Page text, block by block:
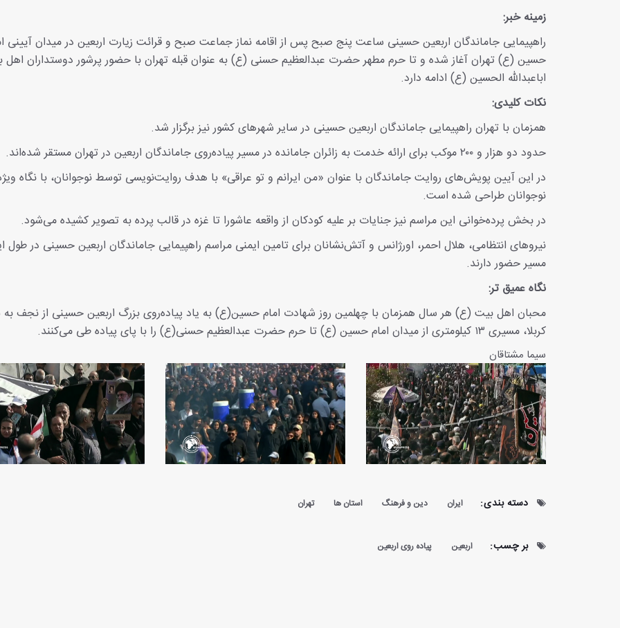
زمینه خبر:
راهپیمایی جاماندگان اربعین حسینی ساعت پنج صبح پس از اقامه نماز جماعت صبح و قرائت زیارت اربعین در میدان آیینی
حسین (ع) تهران آغاز شده و تا حرم مطهر حضرت عبدالعظیم حسنی (ع) به عنوان قبله تهران با حضور پرشور دوستداران
اباعبدالله الحسین (ع) ادامه دارد.
نکات کلیدی:
همزمان با تهران راهپیمایی جاماندگان اربعین حسینی در سایر شهرهای کشور نیز برگزار شد.
حدود دو هزار و ۲۰۰ موکب برای ارائه خدمت به زائران جامانده در مسیر پیاده‌روی جاماندگان اربعین در تهران مستقر شده‌اند.
در این آیین پویش‌های روایت جاماندگان با عنوان «من ایرانم و تو عراقی» با هدف روایت‌نویسی توسط نوجوانان، با نگاه
نوجوانان طراحی شده است.
در بخش پرده‌خوانی این مراسم نیز جنایات بر علیه کودکان از واقعه عاشورا تا غزه در قالب پرده به تصویر کشیده می‌شود.
نیروهای انتظامی، هلال احمر، اورژانس و آتش‌نشانان برای تامین ایمنی مراسم راهپیمایی جاماندگان اربعین حسینی در طول
مسیر حضور دارند.
نگاه عمیق تر:
محبان اهل بیت (ع) هر سال همزمان با چهلمین روز شهادت امام حسین(ع) به یاد پیاده‌روی بزرگ اربعین حسینی از نجف
کربلا، مسیری ۱۳ کیلومتری از میدان امام حسین (ع) تا حرم حضرت عبدالعظیم حسنی(ع) را با پای پیاده طی می‌کنند.
سیما مشتاقان
دسته بندی: ایران دین و فرهنگ استان ها تهران
بر چسب: اربعین پیاده روی اربعین